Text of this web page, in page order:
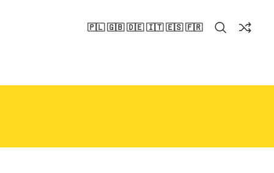
🇵🇱 🇬🇧 🇩🇪 🇮🇹 🇪🇸 🇫🇷